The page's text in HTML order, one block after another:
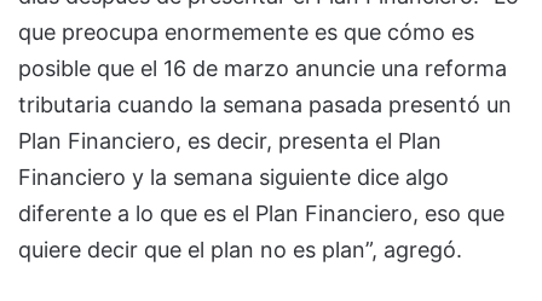
que preocupa enormemente es que cómo es
posible que el 16 de marzo anuncie una reforma
tributaria cuando la semana pasada presentó un
Plan Financiero, es decir, presenta el Plan
Financiero y la semana siguiente dice algo
diferente a lo que es el Plan Financiero, eso que
quiere decir que el plan no es plan”, agregó.